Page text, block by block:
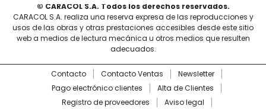
© CARACOL S.A. Todos los derechos reservados.
CARACOL S.A. realiza una reserva expresa de las reproducciones y
usos de las obras y otras prestaciones accesibles desde este sitio
web a medios de lectura mecánica u otros medios que resulten
adecuados.
Contacto Contacto Ventas
Newsletter
Pago electrónico clientes
Alta de Clientes
Registro de proveedores
Aviso legal